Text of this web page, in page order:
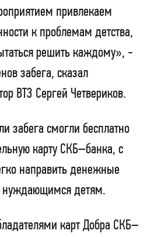
привлекаем
к проблемам детства,
решить каждому», -
забега, сказал
ВТЗ Сергей Четвериков.
забега смогли бесплатно
карту СКБ–банка, с
направить денежные
нуждающимся детям.
карт Добра СКБ–